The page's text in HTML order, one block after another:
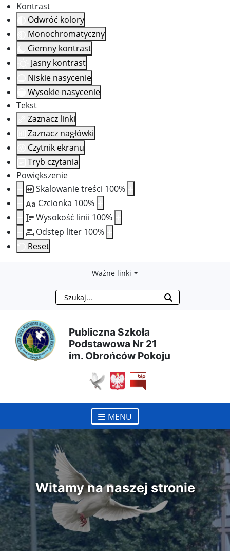
Kontrast
Odwróć kolory
Monochromatyczny
Ciemny kontrast
Jasny kontrast
Niskie nasycenie
Wysokie nasycenie
Tekst
Zaznacz linki
Zaznacz nagłówki
Czytnik ekranu
Tryb czytania
Powiększenie
Skalowanie treści 100%
Aa Czcionka 100%
Wysokość linii 100%
Odstęp liter 100%
Reset
treści
głównej
menu
nawigacyjnego
wyszukiwarki
mapy
strony
Ważne linki
Szukaj
Publiczna Szkoła
Podstawowa Nr 21
im. Obrońców Pokoju
otwiera się w nowym
MENU
Witamy na naszej stronie